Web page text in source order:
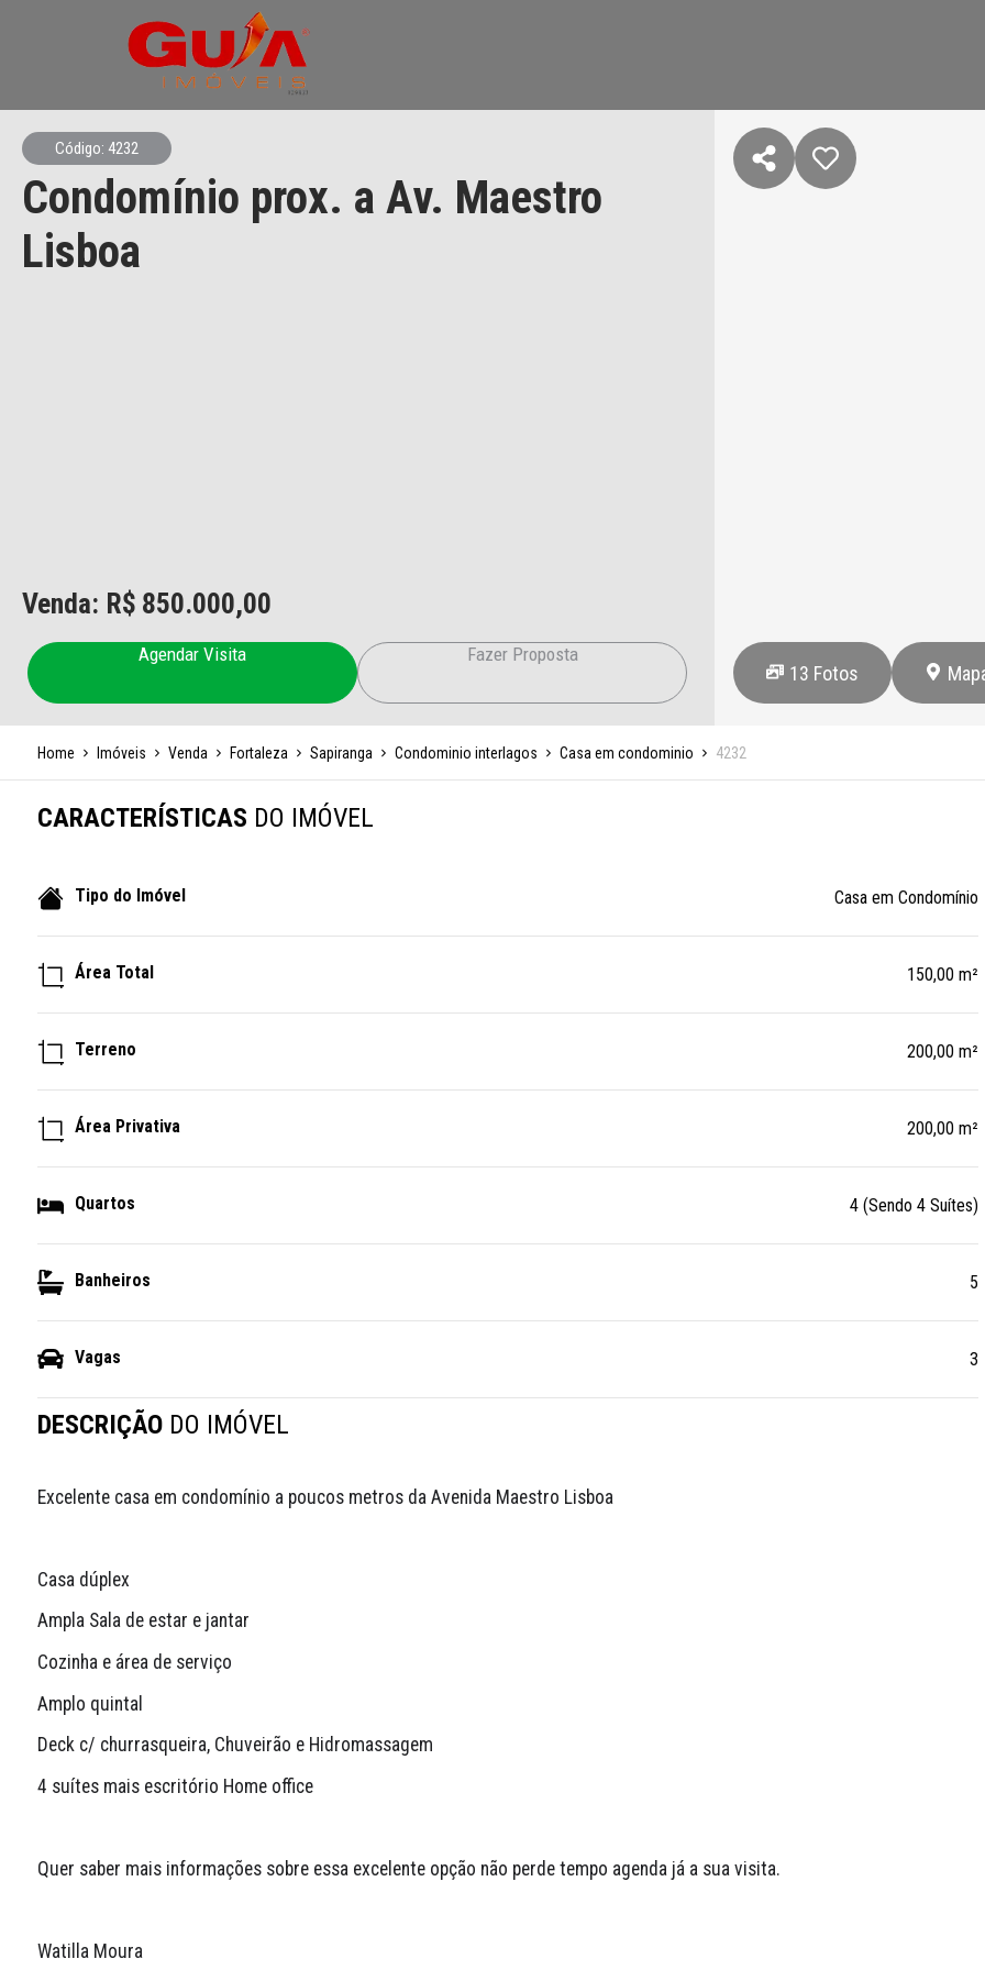
Código: 4232
Condomínio prox. a Av. Maestro
Lisboa
Venda: R$ 850.000,00
Agendar Visita Fazer Proposta
13 Fotos
Home Imóveis Venda Fortaleza Sapiranga Condominio interlagos Casa em condominio 4232
CARACTERÍSTICAS DO IMÓVEL
Tipo do Imóvel Casa em Condomínio
Área Total 150,00 m²
Terreno 200,00 m²
Área Privativa 200,00 m²
Quartos 4 (Sendo 4 Suítes)
Banheiros 5
Vagas 3
DESCRIÇÃO DO IMÓVEL
Excelente casa em condomínio a poucos metros da Avenida Maestro Lisboa
Casa dúplex
Ampla Sala de estar e jantar
Cozinha e área de serviço
Amplo quintal
Deck c/ churrasqueira, Chuveirão e Hidromassagem
4 suítes mais escritório Home office
Quer saber mais informações sobre essa excelente opção não perde tempo agenda já a sua visita.
Watilla Moura